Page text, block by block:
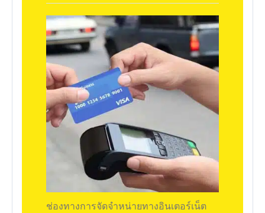
ช่องทางการจัดจำหน่ายทางอินเตอร์เน็ต